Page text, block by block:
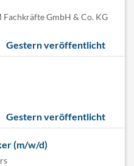
Fachkräfte GmbH & Co. KG
Gestern veröffentlicht
Gestern veröffentlicht
(m/w/d)